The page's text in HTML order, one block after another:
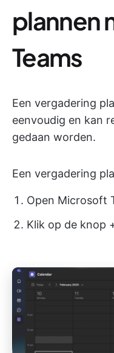
plannen
Teams
Een vergadering
eenvoudig en kan
gedaan worden.
Een vergadering
Open Microsoft
Klik op de knop